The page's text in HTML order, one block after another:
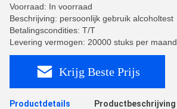
Voorraad: In voorraad
Beschrijving: persoonlijk gebruik alcoholtest
Betalingscondities: T/T
Levering vermogen: 20000 stuks per maand
Krijg Beste Prijs
Productdetails Productbeschrijving